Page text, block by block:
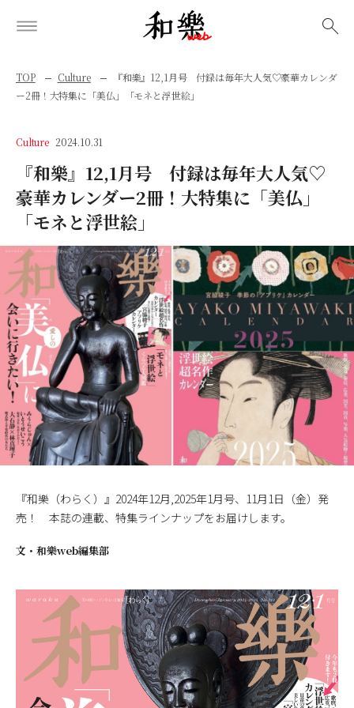
TOP Culture
『和樂』12,1月号 付録は毎年大人気♡豪華カレンダ
ー2冊！大特集に「美仏」「モネと浮世絵」
Culture 2024.10.31
『和樂』12,1月号 付録は毎年大人気♡
豪華カレンダー2冊！大特集に「美仏」
「モネと浮世絵」
『和樂（わらく）』2024年12月,2025年1月号、11月1日（金）発
売！ 本誌の連載、特集ラインナップをお届けします。
文・ 和樂web編集部